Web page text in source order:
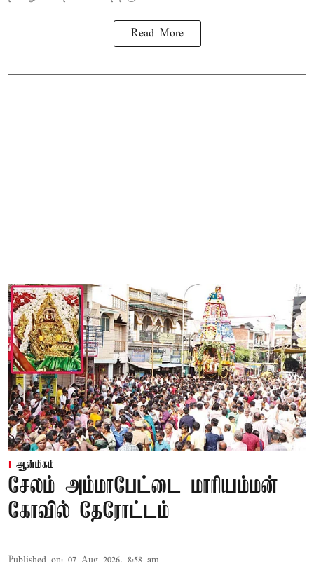
Read More
ஆன்மிகம்
சேலம் அம்மாபேட்டை மாரியம்மன்
கோவில் தேரோட்டம்